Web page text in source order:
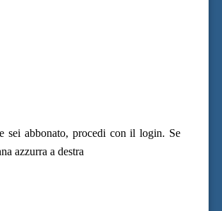
sei abbonato, procedi con il login. Se
azzurra a destra